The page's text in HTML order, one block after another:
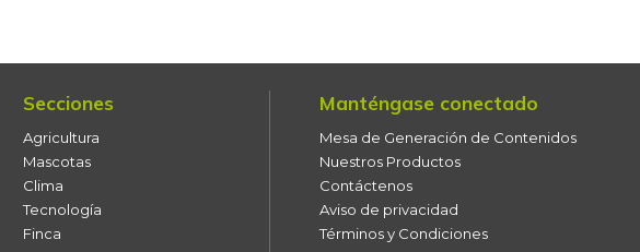
Bocachico importado
Bocadillo veleño
Bola de brazo de res
Bola de pierna de res
Secciones
Agricultura
Mascotas
Clima
Tecnología
Finca
Manténgase conectado
Mesa de Generación de Contenidos
Nuestros Productos
Contáctenos
Aviso de privacidad
Términos y Condiciones